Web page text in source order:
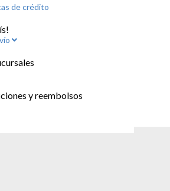
de crédito
y reembolsos